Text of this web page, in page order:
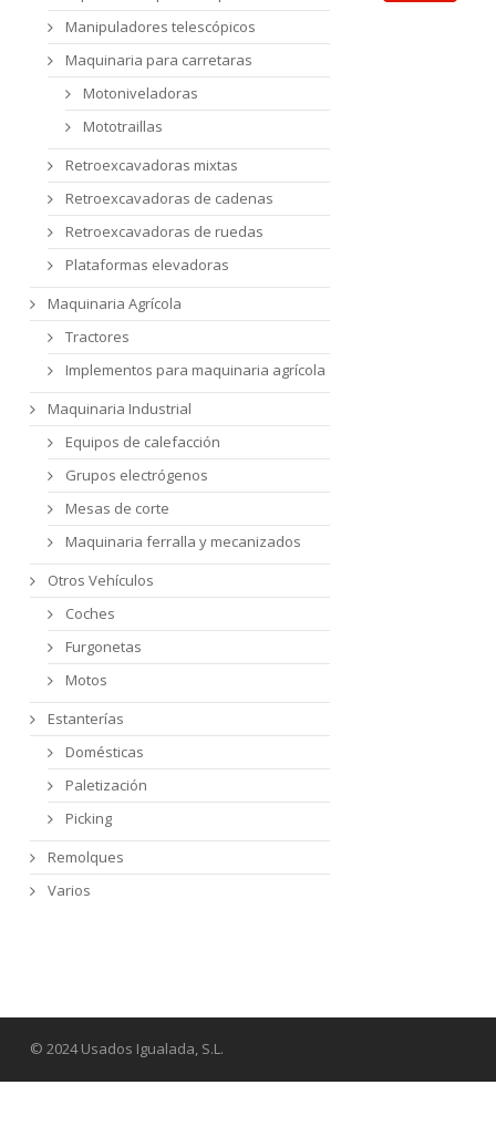
Manipuladores telescópicos
Maquinaria para carretaras
Motoniveladoras
Mototraillas
Retroexcavadoras mixtas
Retroexcavadoras de cadenas
Retroexcavadoras de ruedas
Plataformas elevadoras
Maquinaria Agrícola
Tractores
Implementos para maquinaria agrícola
Maquinaria Industrial
Equipos de calefacción
Grupos electrógenos
Mesas de corte
Maquinaria ferralla y mecanizados
Otros Vehículos
Coches
Furgonetas
Motos
Estanterías
Domésticas
Paletización
Picking
Remolques
Varios
© 2024 Usados Igualada, S.L.